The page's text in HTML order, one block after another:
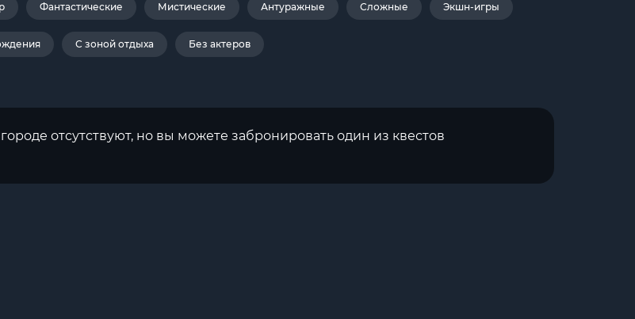
Фантастические Мистические Антуражные Сложные Экшн-игры
С зоной отдыха Без актеров
отсутствуют, но вы можете забронировать один из квестов